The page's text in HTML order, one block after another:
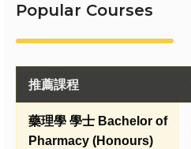
Popular Courses
推薦課程
藥理學 學士 Bachelor of
Pharmacy (Honours)